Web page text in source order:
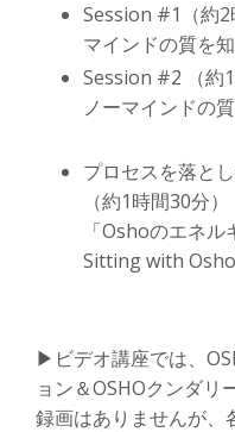
Session #1（約2
マインドの質を
Session #2 （約1
ノーマインドの
プロセスを落と
（約1時間30分）
「Oshoのエネル
Sitting with
▶︎ビデオ講座では、
ョン＆OSHOクンダリ
録画はありませんが、